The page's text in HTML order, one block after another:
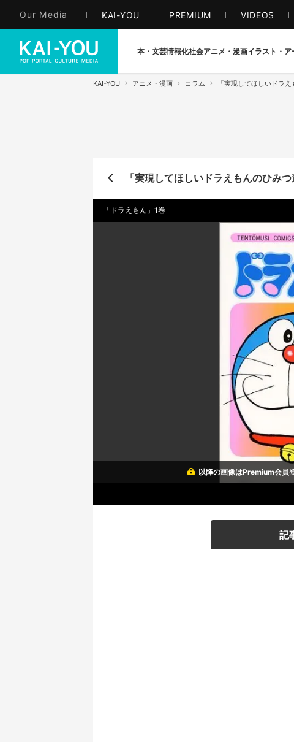
Our Media KAI-YOU PREMIUM VIDEOS
本・文芸情報化社会アニメ・漫画イラスト・ア
KAI-YOU アニメ・漫画 コラム 「実現してほしいドラ
「実現してほしいドラえもんのひみ
「ドラえもん」1巻
以降の画像はPremium会員
記